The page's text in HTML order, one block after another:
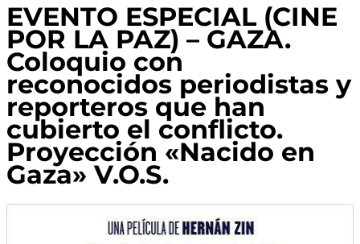
EVENTO ESPECIAL (CINE
POR LA PAZ) – GAZA.
Coloquio con
reconocidos periodistas y
reporteros que han
cubierto el conflicto.
Proyección «Nacido en
Gaza» V.O.S.